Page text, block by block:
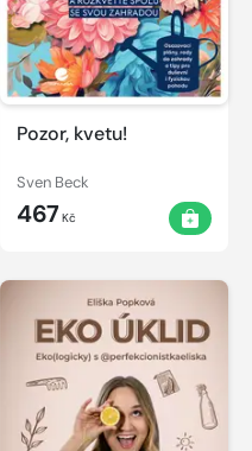
Pozor, kvetu!
Sven Beck
467Kč